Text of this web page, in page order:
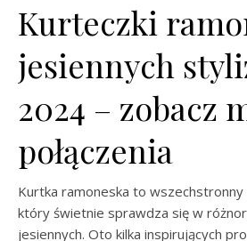
Kurteczki
jesiennych
2024 – zobacz
połączenia
Kurtka ramoneska to
który świetnie sprawdza się w
jesiennych. Oto kilka inspirujących